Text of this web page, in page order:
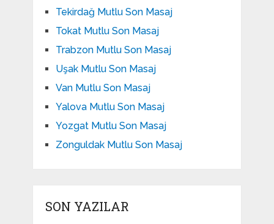
Tekirdağ Mutlu Son Masaj
Tokat Mutlu Son Masaj
Trabzon Mutlu Son Masaj
Uşak Mutlu Son Masaj
Van Mutlu Son Masaj
Yalova Mutlu Son Masaj
Yozgat Mutlu Son Masaj
Zonguldak Mutlu Son Masaj
SON YAZILAR